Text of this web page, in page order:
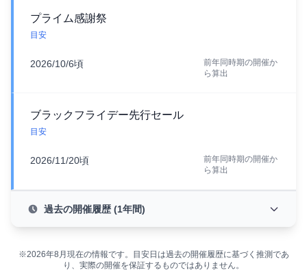
プライム感謝祭
目安
2026/10/6頃
前年同時期の開催か
ら算出
ブラックフライデー先行セール
目安
2026/11/20頃
前年同時期の開催か
ら算出
過去の開催履歴 (1年間)
※2026年8月現在の情報です。目安日は過去の開催履歴に基づく推測であ
り、実際の開催を保証するものではありません。